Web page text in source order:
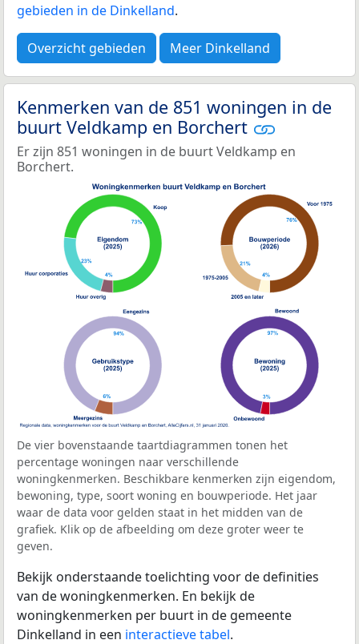
gebieden in de Dinkelland.
Overzicht gebieden Meer Dinkelland
Kenmerken van de 851 woningen in de
buurt Veldkamp en Borchert
Er zijn 851 woningen in de buurt Veldkamp en
Borchert.
De vier bovenstaande taartdiagrammen tonen het
percentage woningen naar verschillende
woningkenmerken. Beschikbare kenmerken zijn eigendom,
bewoning, type, soort woning en bouwperiode. Het jaar
waar de data voor gelden staat in het midden van de
grafiek. Klik op de afbeelding om deze groter weer te
geven.
Bekijk onderstaande toelichting voor de definities
van de woningkenmerken. En bekijk de
woningkenmerken per buurt in de gemeente
Dinkelland in een interactieve tabel.